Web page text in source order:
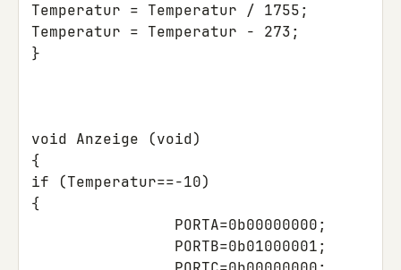
Temperatur = Temperatur / 1755;
Temperatur = Temperatur - 273;
}
void Anzeige (void)
{
if
(Temperatur==-10)
{
PORTA=0b00000000;
PORTB=0b01000001;